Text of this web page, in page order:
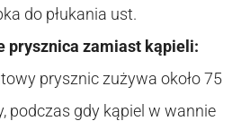
do płukania ust.
prysznica zamiast kąpieli:
prysznic zużywa około 75
podczas gdy kąpiel w wannie